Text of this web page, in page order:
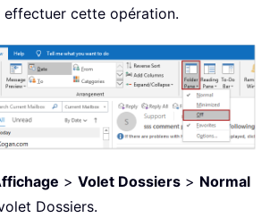
effectuer cette opération.
> Volet Dossiers > Normal
Dossiers.